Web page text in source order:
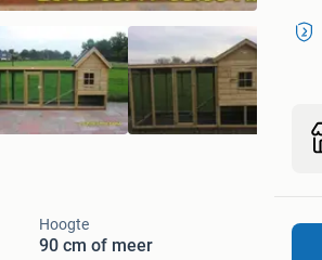
Hoogte
90 cm of meer